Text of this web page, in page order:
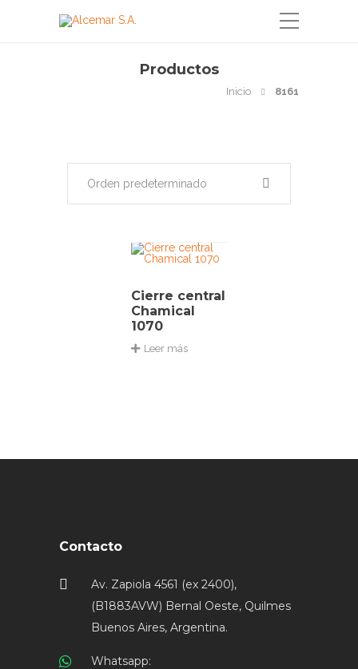
Productos
Inicio 8161
Orden predeterminado
Cierre central
Chamical
1070
Leer más
Contacto
Av. Zapiola 4561 (ex 2400),
(B1883AVW) Bernal Oeste, Quilmes
Buenos Aires, Argentina.
Whatsapp: